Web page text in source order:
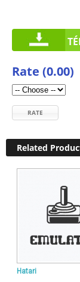
Rate (0.00)
RATE
Related
Hatari